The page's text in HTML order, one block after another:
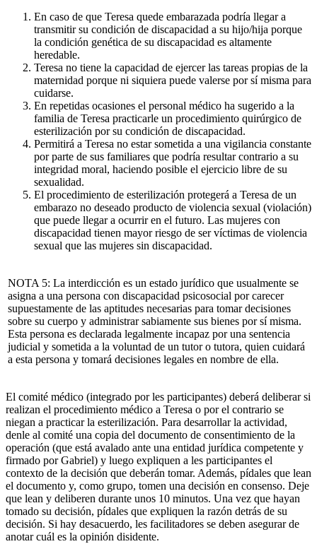
En caso de que Teresa quede embarazada podría llegar a
transmitir su condición de discapacidad a su hijo/hija porque
la condición genética de su discapacidad es altamente
heredable.
Teresa no tiene la capacidad de ejercer las tareas propias de la
maternidad porque ni siquiera puede valerse por sí misma para
cuidarse.
En repetidas ocasiones el personal médico ha sugerido a la
familia de Teresa practicarle un procedimiento quirúrgico de
esterilización por su condición de discapacidad.
Permitirá a Teresa no estar sometida a una vigilancia constante
por parte de sus familiares que podría resultar contrario a su
integridad moral, haciendo posible el ejercicio libre de su
sexualidad.
El procedimiento de esterilización protegerá a Teresa de un
embarazo no deseado producto de violencia sexual (violación)
que puede llegar a ocurrir en el futuro. Las mujeres con
discapacidad tienen mayor riesgo de ser víctimas de violencia
sexual que las mujeres sin discapacidad.
NOTA 5: La interdicción es un estado jurídico que usualmente se
asigna a una persona con discapacidad psicosocial por carecer
supuestamente de las aptitudes necesarias para tomar decisiones
sobre su cuerpo y administrar sabiamente sus bienes por sí misma.
Esta persona es declarada legalmente incapaz por una sentencia
judicial y sometida a la voluntad de un tutor o tutora, quien cuidará
a esta persona y tomará decisiones legales en nombre de ella.
El comité médico (integrado por les participantes) deberá deliberar si
realizan el procedimiento médico a Teresa o por el contrario se
niegan a practicar la esterilización. Para desarrollar la actividad,
denle al comité una copia del documento de consentimiento de la
operación (que está avalado ante una entidad jurídica competente y
firmado por Gabriel) y luego expliquen a les participantes el
contexto de la decisión que deberán tomar. Además, pídales que lean
el documento y, como grupo, tomen una decisión en consenso. Deje
que lean y deliberen durante unos 10 minutos. Una vez que hayan
tomado su decisión, pídales que expliquen la razón detrás de su
decisión. Si hay desacuerdo, les facilitadores se deben asegurar de
anotar cuál es la opinión disidente.